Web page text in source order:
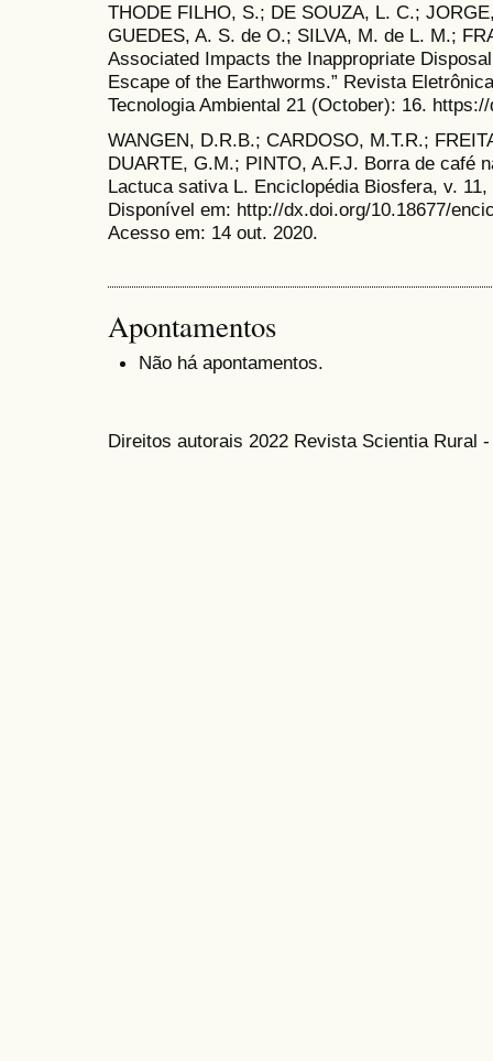
THODE FILHO, S.; DE SOUZA, L. C.;
GUEDES, A. S. de O.; SILVA, M. de L. M.;
Associated Impacts the Inappropriate
Escape of the Earthworms.” Revista
Tecnologia Ambiental 21 (October): 16.
WANGEN, D.R.B.; CARDOSO, M.T.R.;
DUARTE, G.M.; PINTO, A.F.J. Borra de café
Lactuca sativa L. Enciclopédia Biosfera, v.
Disponível em: http://dx.doi.org/10.18677/
Acesso em: 14 out. 2020.
Apontamentos
Não há apontamentos.
Direitos autorais 2022 Revista Scientia Rural